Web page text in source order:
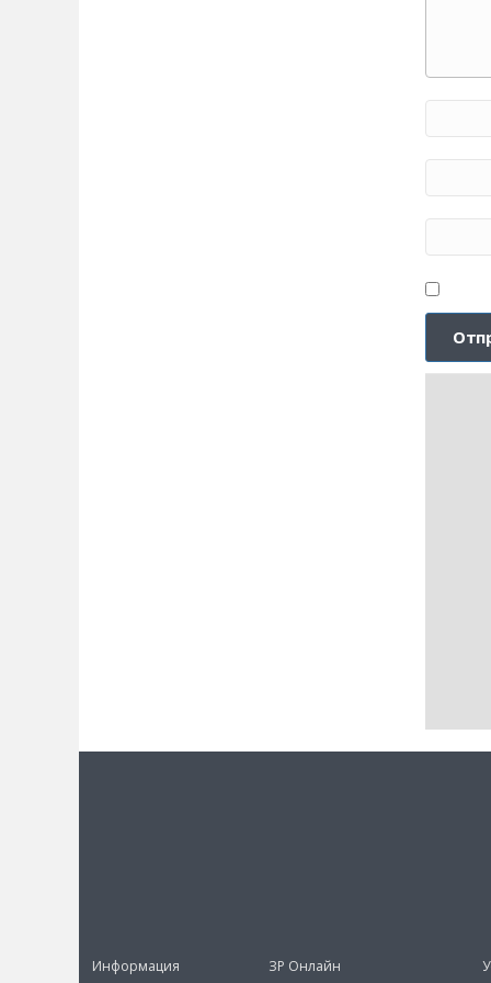
Информация ЗР Онлайн